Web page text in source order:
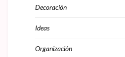
Decoración
Ideas
Organización